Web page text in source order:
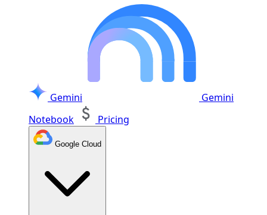
Gemini
Gemini
Notebook
Pricing
Google Cloud